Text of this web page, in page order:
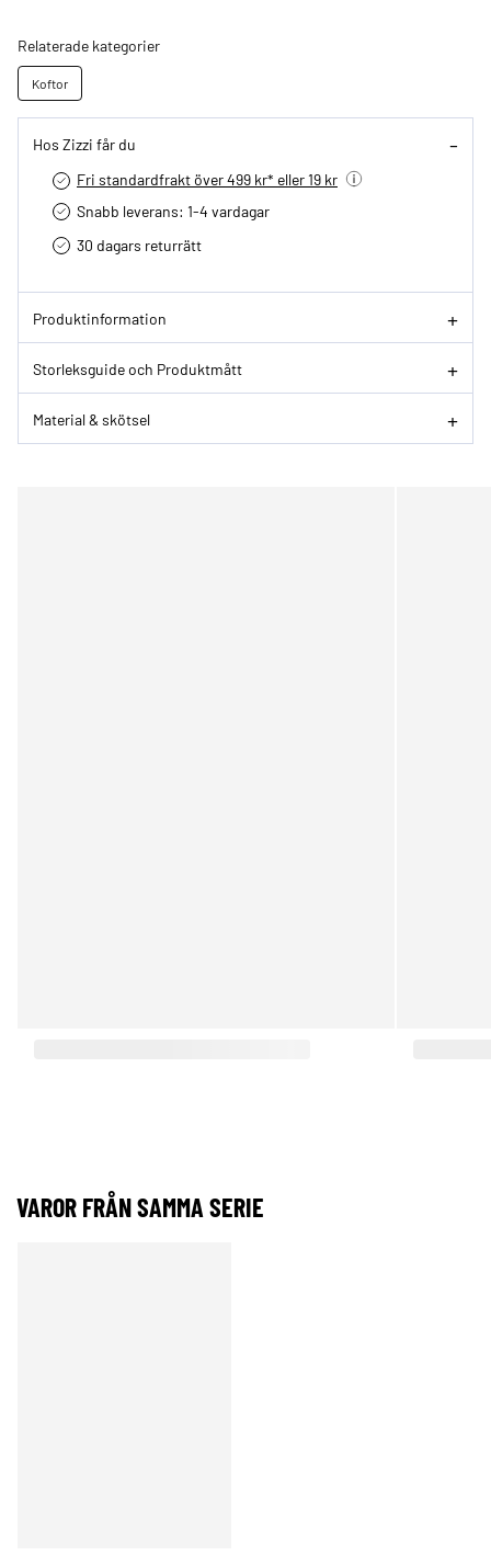
Relaterade kategorier
Koftor
Hos Zizzi får du
Fri standardfrakt över 499 kr* eller 19 kr
Snabb leverans: 1-4 vardagar
30 dagars returrätt­
Produktinformation
Storleksguide och Produktmått
Material & skötsel
VAROR FRÅN SAMMA SERIE